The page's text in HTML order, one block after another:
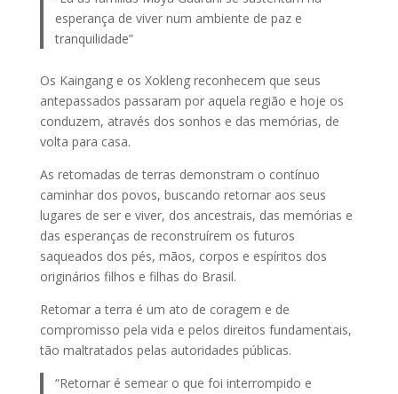
esperança de viver num ambiente de paz e
tranquilidade”
Os Kaingang e os Xokleng reconhecem que seus
antepassados passaram por aquela região e hoje os
conduzem, através dos sonhos e das memórias, de
volta para casa.
As retomadas de terras demonstram o contínuo
caminhar dos povos, buscando retornar aos seus
lugares de ser e viver, dos ancestrais, das memórias e
das esperanças de reconstruírem os futuros
saqueados dos pés, mãos, corpos e espíritos dos
originários filhos e filhas do Brasil.
Retomar a terra é um ato de coragem e de
compromisso pela vida e pelos direitos fundamentais,
tão maltratados pelas autoridades públicas.
“Retornar é semear o que foi interrompido e